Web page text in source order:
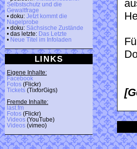
Selbstschutz und die
Gewaltfrage
• doku: Jetzt kommt die
Nagelprobe
• doku: Sächsische Zustände
• das letzte: Das Letzte
• Neue Titel im Infoladen
LINKS
Eigene Inhalte:
Facebook
Fotos (Flickr)
Tickets (TixforGigs)
Fremde Inhalte:
last.fm
Fotos (Flickr)
Videos (YouTube)
Videos (vimeo)